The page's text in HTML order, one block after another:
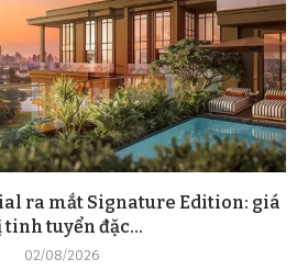
ra mắt Signature Edition: giá
tuyển đặc...
02/08/2026